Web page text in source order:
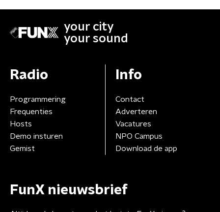
your city
your sound
Radio
Programmering
Frequenties
Hosts
Demo insturen
Gemist
Info
Contact
Adverteren
Vacatures
NPO Campus
Download de app
FunX nieuwsbrief